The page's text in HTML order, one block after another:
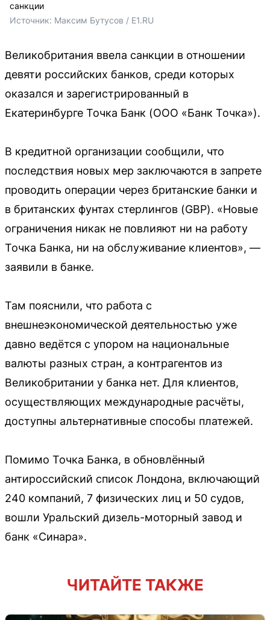
санкции
Источник: Максим Бутусов / E1.RU
Великобритания ввела санкции в отношении
девяти российских банков, среди которых
оказался и зарегистрированный в
Екатеринбурге Точка Банк (ООО «Банк Точка»).
В кредитной организации сообщили, что
последствия новых мер заключаются в запрете
проводить операции через британские банки и
в британских фунтах стерлингов (GBP). «Новые
ограничения никак не повлияют ни на работу
Точка Банка, ни на обслуживание клиентов», —
заявили в банке.
Там пояснили, что работа с
внешнеэкономической деятельностью уже
давно ведётся с упором на национальные
валюты разных стран, а контрагентов из
Великобритании у банка нет. Для клиентов,
осуществляющих международные расчёты,
доступны альтернативные способы платежей.
Помимо Точка Банка, в обновлённый
антироссийский список Лондона, включающий
240 компаний, 7 физических лиц и 50 судов,
вошли Уральский дизель-моторный завод и
банк «Синара».
ЧИТАЙТЕ ТАКЖЕ